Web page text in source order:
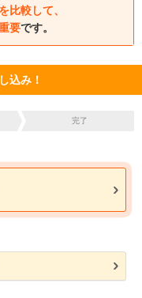
比較して、
要です。
込み！
完了